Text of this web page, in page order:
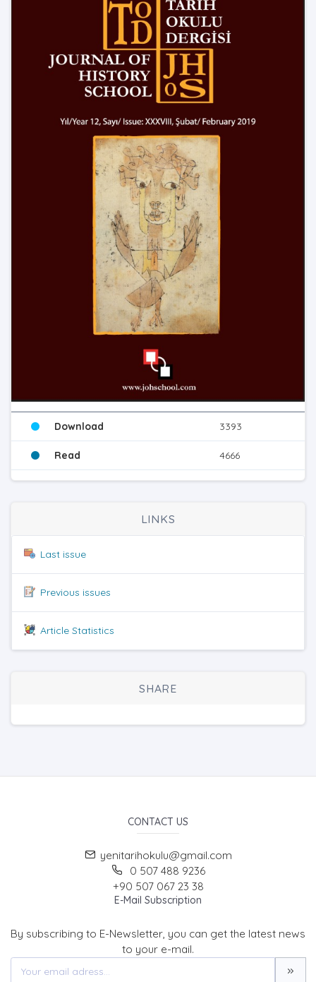
Download 3393
Read 4666
LINKS
Last issue
Previous issues
Article Statistics
SHARE
CONTACT US
yenitarihokulu@gmail.com
0 507 488 9236
+90 507 067 23 38
E-Mail Subscription
By subscribing to E-Newsletter, you can get the latest news
to your e-mail.